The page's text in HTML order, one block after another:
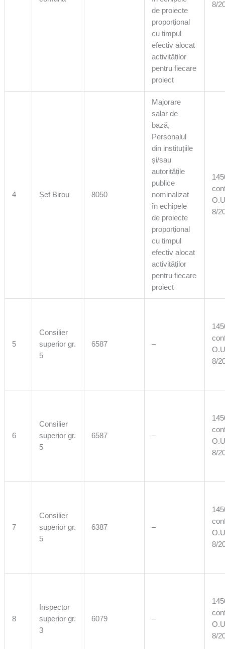
de proiecte
proporțional
cu timpul
efectiv alocat
activităților
pentru fiecare
proiect
8/
4 Șef Birou 8050
Majorare
salar de
bază,
Personalul
din instituțiile
și/sau
autoritățile
publice
nominalizat
în echipele
de proiecte
proporțional
cu timpul
efectiv alocat
activităților
pentru fiecare
proiect
8/
5
Consilier
superior gr.
5
6587 –
8/
6
Consilier
superior gr.
5
6587 –
8/
7
Consilier
superior gr.
5
6387 –
8/
8
Inspector
superior gr.
3
6079 –
8/